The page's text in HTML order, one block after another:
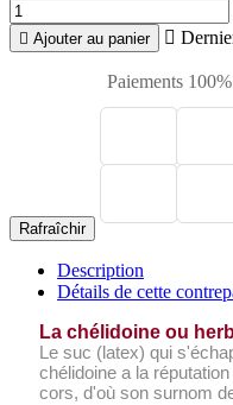
 Ajouter au panier 
Paiements
Description
Détails de cette
La chélidoine ou
Le suc (latex) qui
chélidoine a la
cors, d'où son surnom